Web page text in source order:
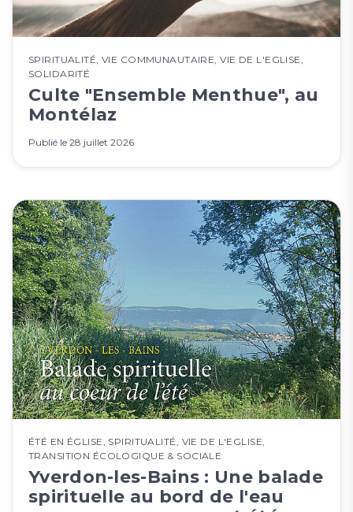
SPIRITUALITÉ ,VIE COMMUNAUTAIRE ,VIE DE L'EGLISE
SOLIDARITÉ
Culte "Ensemble Menthue", au
Montélaz
Publié le 28 juillet 2026
ÉTÉ EN ÉGLISE SPIRITUALITÉ VIE DE L'EGLISE
TRANSITION ÉCOLOGIQUE & SOCIALE
Yverdon-les-Bains : Une balade
spirituelle au bord de l'eau